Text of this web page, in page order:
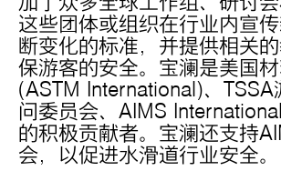
这些团体或组织在行业内宣
断变化的标准，并提供相关
保游客的安全。宝澜是美国
(ASTM International)、TSSA
问委员会、AIMS
的积极贡献者。宝澜还支持
会，以促进水滑道行业安全。